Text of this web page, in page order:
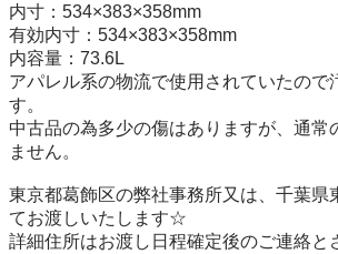
内寸：534×383×358mm
有効内寸：534×383×358mm
内容量：73.6L
アパレル系の物流で使用されていたので
す。
中古品の為多少の傷はありますが、通常
ません。
東京都葛飾区の弊社事務所又は、千葉県
てお渡しいたします☆
詳細住所はお渡し日程確定後のご連絡と